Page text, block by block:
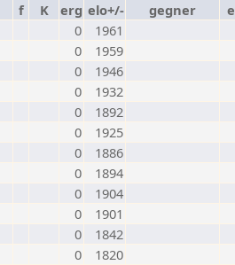
f K erg elo+/- gegner
0
1961
0
1959
0
1946
0
1932
0
1892
0
1925
0
1886
0
1894
0
1904
0
1901
0
1842
0
1820